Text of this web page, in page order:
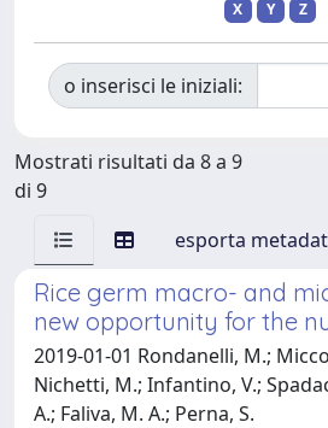
X
Y Z
o inserisci le iniziali:
Mostrati risultati da 8 a 9
di 9
esporta
Rice germ macro- and
new opportunity for the
2019-01-01 Rondanelli, M.;
Nichetti, M.; Infantino, V.;
A.; Faliva, M. A.; Perna, S.